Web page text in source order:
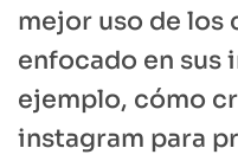
mejor uso de los
enfocado en sus
ejemplo, cómo
instagram para